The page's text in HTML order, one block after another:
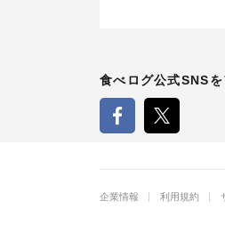
食べログ公式SNS
企業情報 利用規約